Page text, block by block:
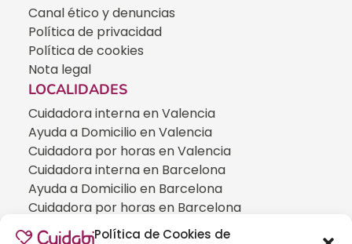
Política de Cookies de
Canal ético y denuncias
Política de privacidad
Política de cookies
Nota legal
LOCALIDADES
Cuidadora interna en Valencia
Ayuda a Domicilio en Valencia
Cuidadora por horas en Valencia
Cuidadora interna en Barcelona
Ayuda a Domicilio en Barcelona
Cuidadora por horas en Barcelona
Cuidadora interna en Madrid